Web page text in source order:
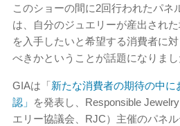
このショーの間に2回行われたパネ
は、自分のジュエリーが産出され
を入手したいと希望する消費者に
べきかということが話題になりまし
GIAは「新たな消費者の期待の中
認」
を発表し、Responsible
エリー協議会、RJC）主催のパネ